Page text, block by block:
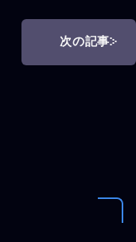
次の記事